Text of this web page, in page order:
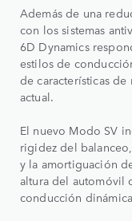
Además de una
con los sistemas
6D Dynamics
estilos de
de características
actual.
El nuevo Modo SV
rigidez del
y la amortiguación
altura del automóvil
conducción